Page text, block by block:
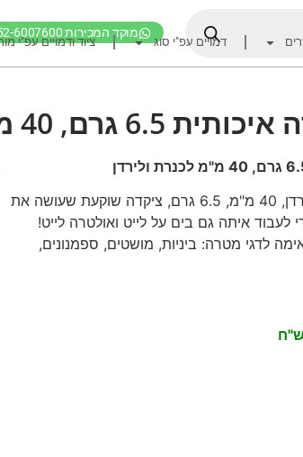
מוקד המכירות 052-6007600
דמויים עפ"י סוג ציוד ודמויים עפ"י
גרם, 40 מ"מ לכנרת ולירדן
צ'יקדה איכותית מטורפת לכנרת ולירדן, 40 מ"מ, 6.5 גרם, ציקדה שוקעת שעושה את
איתה גם בים על לייט ואולטרה לייט!
לדגי מטרה: ביניות, מושטים, ספמנונים,